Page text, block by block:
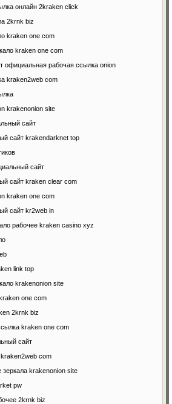
онлайн 2kraken click
2krnk biz
kraken one com
kraken one com
официальная рабочая ссылка onion
kraken2web com
krakenonion site
сайт
сайт krakendarknet top
сайт
сайт kraken clear com
kraken one com
сайт kr2web in
рабочее kraken casino xyz
link top
krakenonion site
one com
2krnk biz
kraken one com
сайт
com
krakenonion site
pw
2krnk biz